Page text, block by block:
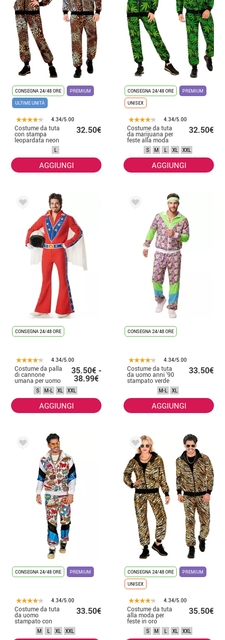
CONSEGNA 24/48 ORE
PREMIUM
ULTIME UNITÀ
4.34/5.00
Costume da tuta
con stampa
leopardata neon
per adulto
32.50€
L
AGGIUNGI
CONSEGNA 24/48 ORE
PREMIUM
UNISEX
4.34/5.00
Costume da tuta
da marijuana per
feste alla moda
per adulti
32.50€
S M L XL XXL
AGGIUNGI
CONSEGNA 24/48 ORE
4.34/5.00
Costume da palla
di cannone
umana per uomo
35.50€ -
38.99€
S M-L XL XXL
AGGIUNGI
CONSEGNA 24/48 ORE
4.34/5.00
Costume da tuta
da uomo anni '90
stampato verde
33.50€
M-L XL
AGGIUNGI
CONSEGNA 24/48 ORE PREMIUM
4.34/5.00
Costume da tuta
da uomo
stampato con
conchiglia pop
33.50€
M L XL XXL
CONSEGNA 24/48 ORE
PREMIUM
UNISEX
4.34/5.00
Costume da tuta
alla moda per
feste in oro
metallizzato per
35.50€
S M L XL XXL